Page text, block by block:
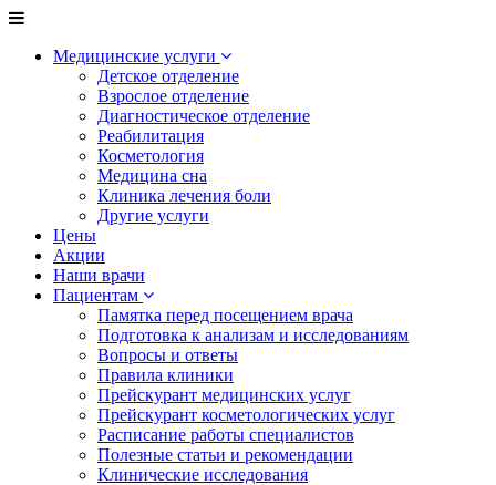
Медицинские услуги
Детское отделение
Взрослое отделение
Диагностическое отделение
Реабилитация
Косметология
Медицина сна
Клиника лечения боли
Другие услуги
Цены
Акции
Наши врачи
Пациентам
Памятка перед посещением врача
Подготовка к анализам и исследованиям
Вопросы и ответы
Правила клиники
Прейскурант медицинских услуг
Прейскурант косметологических услуг
Расписание работы специалистов
Полезные статьи и рекомендации
Клинические исследования